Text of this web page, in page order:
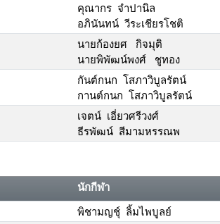
คุณากร จำปานิล
อภินันทน์ วีระเชียรโชติ
นายก้องยศ กิจมุติ
นายพิพัฒน์พงศ์ ชูทอง
กันต์กนก โสภาวิบูลรัตน์
กานต์กนก โสภาวิบูลรัตน์
เจตน์ เอี่ยวศรีวงศ์
ธีรพัฒน์ สีมามหรรณพ
นักกีฬา
พิชามญชุ์ ลิ้มไพบูลย์